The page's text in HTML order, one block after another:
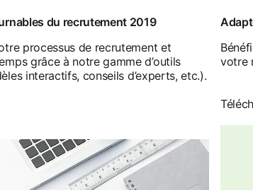
du recrutement 2019
processus de recrutement et
grâce à notre gamme d’outils
interactifs, conseils d’experts, etc.).
votre